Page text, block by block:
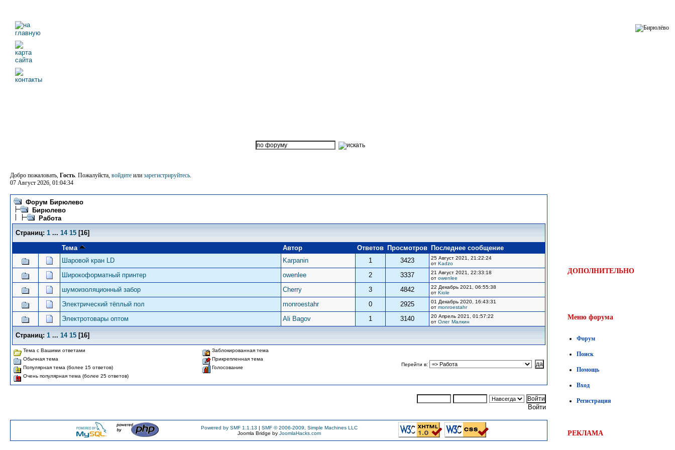
Добро пожаловать, Гость. Пожалуйста, войдите или зарегистрируйтесь.
07 Август 2026, 01:04:34
Форум Бирюлево
Бирюлево
Работа
Страниц: 1 ... 14 15 [16]
Тема
Автор Ответов Просмотров Последнее сообщение
Шаровой кран LD
Karpanin 1 3423
25 Август 2021, 21:22:24
от Kadzo
Широкоформатный принтер owenlee 2 3337
21 Август 2021, 22:33:18
от owenlee
шумоизоляционный забор Сherry 3 4842
22 Декабрь 2021, 06:55:38
от Kiole
Электрический тёплый пол monroestahr 0 2925
01 Декабрь 2020, 16:43:31
от monroestahr
Электротовары оптом Ali Bagov 1 3140
20 Апрель 2021, 01:57:22
от Олег Малкин
Страниц: 1 ... 14 15 [16]
Тема с Вашими ответами
Обычная тема
Популярная тема (более 15 ответов)
Очень популярная тема (более 25 ответов)
Заблокированная тема
Прикрепленная тема
Голосование
Перейти в:
Войти
Powered by SMF 1.1.13 | SMF © 2006-2009, Simple Machines LLC
Joomla Bridge by JoomlaHacks.com
ДОПОЛНИТЕЛЬНО
Меню форума
Форум
Поиск
Помощь
Вход
Регистрация
РЕКЛАМА